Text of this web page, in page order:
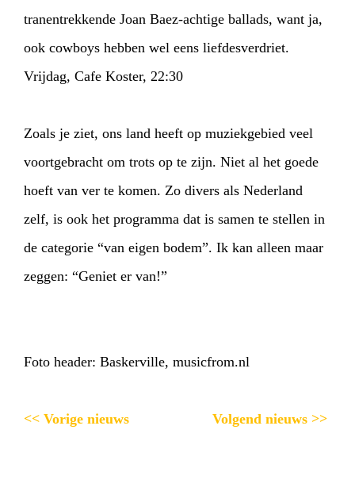
tranentrekkende Joan Baez-achtige ballads, want ja,
ook cowboys hebben wel eens liefdesverdriet.
Vrijdag, Cafe Koster, 22:30
Zoals je ziet, ons land heeft op muziekgebied veel
voortgebracht om trots op te zijn. Niet al het goede
hoeft van ver te komen. Zo divers als Nederland
zelf, is ook het programma dat is samen te stellen in
de categorie “van eigen bodem”. Ik kan alleen maar
zeggen: “Geniet er van!”
Foto header: Baskerville, musicfrom.nl
<< Vorige nieuws Volgend nieuws >>